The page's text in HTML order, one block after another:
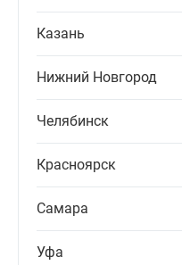
Казань
Нижний Новгород
Челябинск
Красноярск
Самара
Уфа